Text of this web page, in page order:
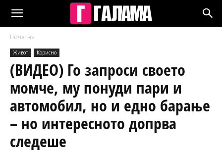
Почетна
Живот Корисно
(ВИДЕО) Го запроси своето
момче, му понуди пари и
автомобил, но и едно барање
– но интересното допрва
следеше